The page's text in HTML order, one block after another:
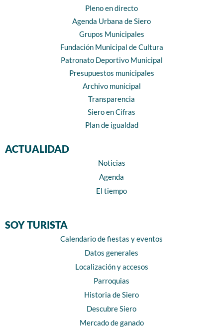
Pleno en directo
Agenda Urbana de Siero
Grupos Municipales
Fundación Municipal de Cultura
Patronato Deportivo Municipal
Presupuestos municipales
Archivo municipal
Transparencia
Siero en Cifras
Plan de igualdad
ACTUALIDAD
Noticias
Agenda
El tiempo
SOY TURISTA
Calendario de fiestas y eventos
Datos generales
Localización y accesos
Parroquias
Historia de Siero
Descubre Siero
Mercado de ganado